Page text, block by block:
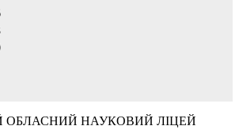
ОБЛАСНИЙ НАУКОВИЙ ЛІЦЕЙ